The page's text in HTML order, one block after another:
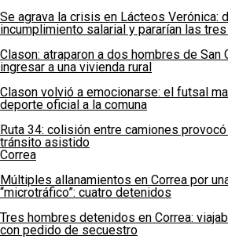
Se agrava la crisis en Lácteos Verónica:
incumplimiento salarial y pararían las
Clason: atraparon a dos hombres de San
ingresar a una vivienda rural
Clason volvió a emocionarse: el futsal
deporte oficial a la comuna
Ruta 34: colisión entre camiones
tránsito asistido
Correa
Múltiples allanamientos en Correa por
“microtráfico”: cuatro detenidos
Tres hombres detenidos en Correa:
con pedido de secuestro